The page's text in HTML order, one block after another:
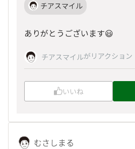
チアスマイル
ありがとうございます😃
チアスマイルがリアクション
いいね
むさしまる